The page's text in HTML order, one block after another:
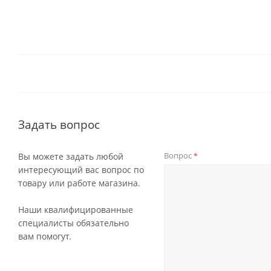
Задать вопрос
Вы можете задать любой
интересующий вас вопрос по
товару или работе магазина.
Наши квалифицированные
специалисты обязательно
вам помогут.
Вопрос*